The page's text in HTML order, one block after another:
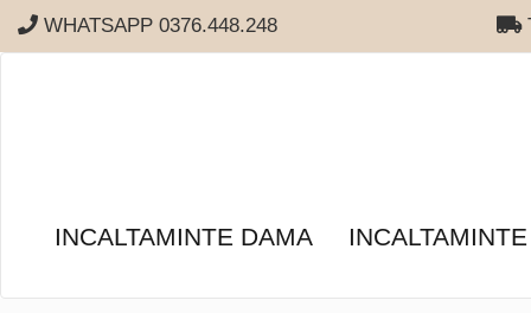
WHATSAPP 0376.448.248
INCALTAMINTE DAMA